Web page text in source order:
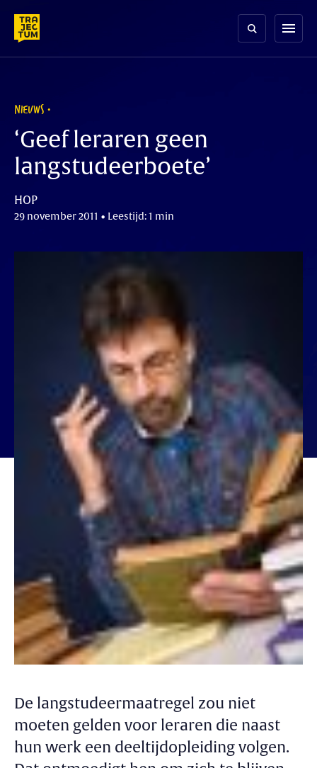
content
menu
NIEUWS
‘Geef leraren geen
langstudeerboete’
HOP
29 november 2011 • Leestijd: 1 min
De langstudeermaatregel zou niet
moeten gelden voor leraren die naast
hun werk een deeltijdopleiding volgen.